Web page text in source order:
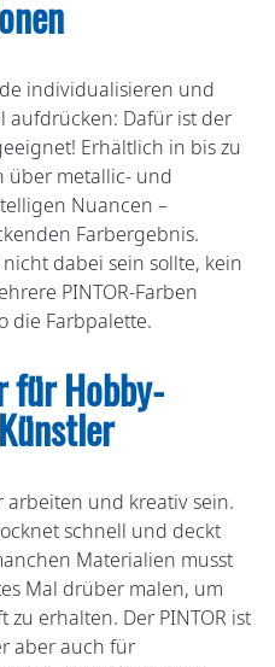
individualisieren und
aufdrücken: Dafür ist der
Erhältlich in bis zu
über metallic- und
Nuancen –
Farbergebnis.
dabei sein sollte, kein
PINTOR-Farben
die Farbpalette.
für Hobby-
arbeiten und kreativ sein.
schnell und deckt
Materialien musst
Mal drüber malen, um
erhalten. Der PINTOR ist
aber auch für